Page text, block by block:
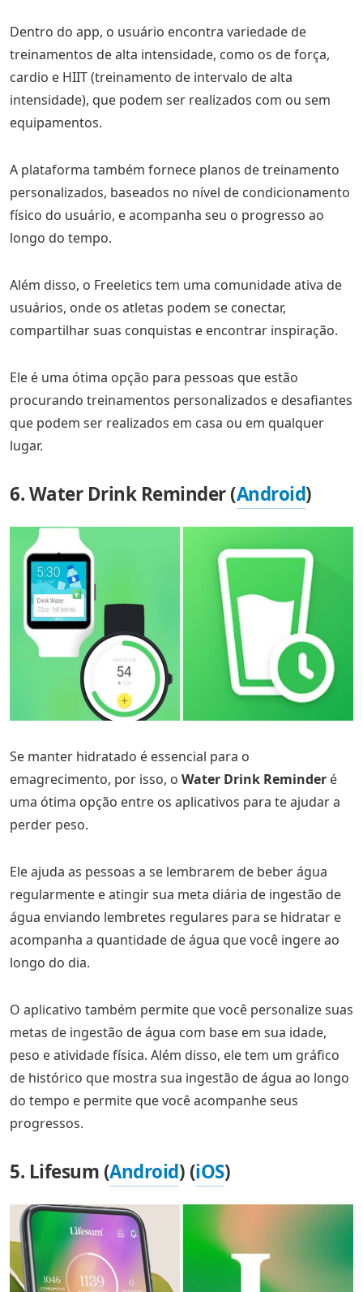
Dentro do app, o usuário encontra variedade de
treinamentos de alta intensidade, como os de força,
cardio e HIIT (treinamento de intervalo de alta
intensidade), que podem ser realizados com ou sem
equipamentos.
A plataforma também fornece planos de treinamento
personalizados, baseados no nível de condicionamento
físico do usuário, e acompanha seu o progresso ao
longo do tempo.
Além disso, o Freeletics tem uma comunidade ativa de
usuários, onde os atletas podem se conectar,
compartilhar suas conquistas e encontrar inspiração.
Ele é uma ótima opção para pessoas que estão
procurando treinamentos personalizados e desafiantes
que podem ser realizados em casa ou em qualquer
lugar.
6. Water Drink Reminder (Android)
Se manter hidratado é essencial para o
emagrecimento, por isso, o Water Drink Reminder é
uma ótima opção entre os aplicativos para te ajudar a
perder peso.
Ele ajuda as pessoas a se lembrarem de beber água
regularmente e atingir sua meta diária de ingestão de
água enviando lembretes regulares para se hidratar e
acompanha a quantidade de água que você ingere ao
longo do dia.
O aplicativo também permite que você personalize suas
metas de ingestão de água com base em sua idade,
peso e atividade física. Além disso, ele tem um gráfico
de histórico que mostra sua ingestão de água ao longo
do tempo e permite que você acompanhe seus
progressos.
5. Lifesum (Android) (iOS)